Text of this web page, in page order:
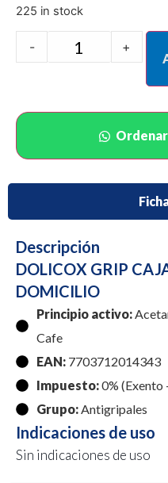
225 in stock
- +
Descripción
DOLICOX GRIP
DOMICILIO
Principio activo:
Cafe
EAN: 7703712014343
Impuesto:0% (Exento
Grupo:Antigripales
Indicaciones de uso
Sin indicaciones de uso